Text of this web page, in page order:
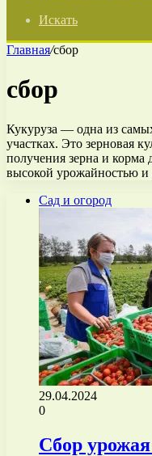
Искать
Главная/сбор
сбор
Кукуруза — одна из
участках. Это зерновая
получения зерна и корма
высокой урожайностью
Сад и огород
29.04.2024
0
Сбор